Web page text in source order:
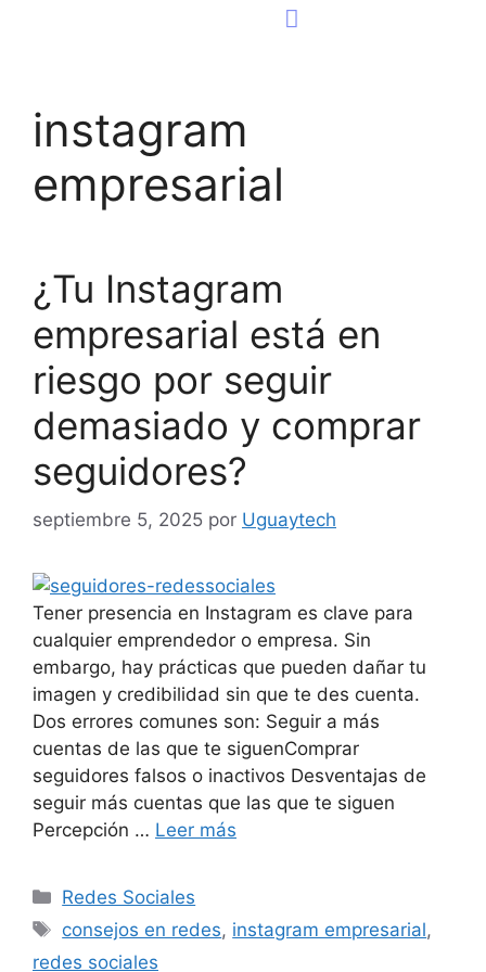
instagram
empresarial
¿Tu Instagram
empresarial está en
riesgo por seguir
demasiado y comprar
seguidores?
septiembre 5, 2025 por Uguaytech
Tener presencia en Instagram es clave para
cualquier emprendedor o empresa. Sin
embargo, hay prácticas que pueden dañar tu
imagen y credibilidad sin que te des cuenta.
Dos errores comunes son: Seguir a más
cuentas de las que te siguenComprar
seguidores falsos o inactivos Desventajas de
seguir más cuentas que las que te siguen
Percepción … Leer más
Redes Sociales
consejos en redes, instagram empresarial,
redes sociales